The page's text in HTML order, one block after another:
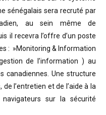
sénégalais sera recruté par
au sein même de
il recevra l’offre d’un poste
: »Monitoring & Information
de l’information ) au
canadiennes. Une structure
l’entretien et de l’aide à la
navigateurs sur la sécurité